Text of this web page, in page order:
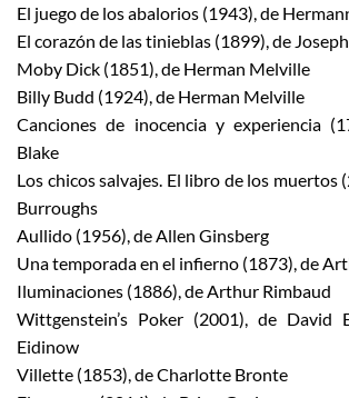
El juego de los abalorios (1943), de
El corazón de las tinieblas (1899), de
Moby Dick (1851), de Herman Melville
Billy Budd (1924), de Herman Melville
Canciones de inocencia y experiencia
Blake
Los chicos salvajes. El libro de los muertos
Burroughs
Aullido (1956), de Allen Ginsberg
Una temporada en el infierno (1873), de
Iluminaciones (1886), de Arthur Rimbaud
Wittgenstein’s Poker (2001), de David
Eidinow
Villette (1853), de Charlotte Bronte